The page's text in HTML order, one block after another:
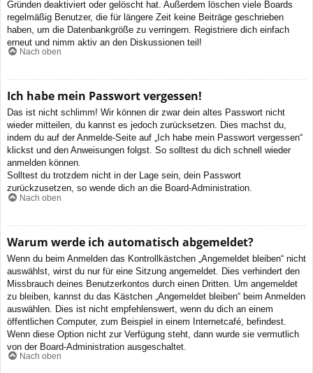
Gründen deaktiviert oder gelöscht hat. Außerdem löschen viele Boards
regelmäßig Benutzer, die für längere Zeit keine Beiträge geschrieben
haben, um die Datenbankgröße zu verringern. Registriere dich einfach
erneut und nimm aktiv an den Diskussionen teil!
Nach oben
Ich habe mein Passwort vergessen!
Das ist nicht schlimm! Wir können dir zwar dein altes Passwort nicht
wieder mitteilen, du kannst es jedoch zurücksetzen. Dies machst du,
indem du auf der Anmelde-Seite auf „Ich habe mein Passwort vergessen“
klickst und den Anweisungen folgst. So solltest du dich schnell wieder
anmelden können.
Solltest du trotzdem nicht in der Lage sein, dein Passwort
zurückzusetzen, so wende dich an die Board-Administration.
Nach oben
Warum werde ich automatisch abgemeldet?
Wenn du beim Anmelden das Kontrollkästchen „Angemeldet bleiben“ nicht
auswählst, wirst du nur für eine Sitzung angemeldet. Dies verhindert den
Missbrauch deines Benutzerkontos durch einen Dritten. Um angemeldet
zu bleiben, kannst du das Kästchen „Angemeldet bleiben“ beim Anmelden
auswählen. Dies ist nicht empfehlenswert, wenn du dich an einem
öffentlichen Computer, zum Beispiel in einem Internetcafé, befindest.
Wenn diese Option nicht zur Verfügung steht, dann wurde sie vermutlich
von der Board-Administration ausgeschaltet.
Nach oben